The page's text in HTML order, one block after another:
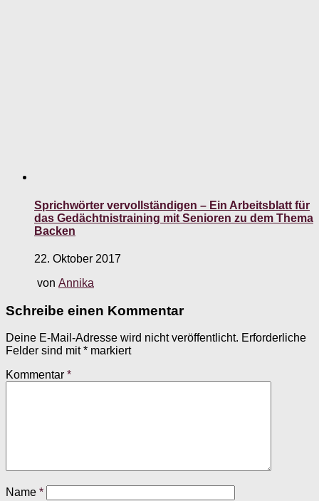
Sprichwörter vervollständigen – Ein Arbeitsblatt für
das Gedächtnistraining mit Senioren zu dem Thema
Backen
22. Oktober 2017
von Annika
Schreibe einen Kommentar
Deine E-Mail-Adresse wird nicht veröffentlicht. Erforderliche
Felder sind mit* markiert
Kommentar *
Name *